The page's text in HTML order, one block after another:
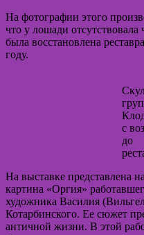
На фотографии этого
что у лошади отсутствовала
была восстановлена
году.
с
до
На выставке представлена
картина «Оргия»
художника Василия
Котарбинского. Ее сюжет
античной жизни. В этой